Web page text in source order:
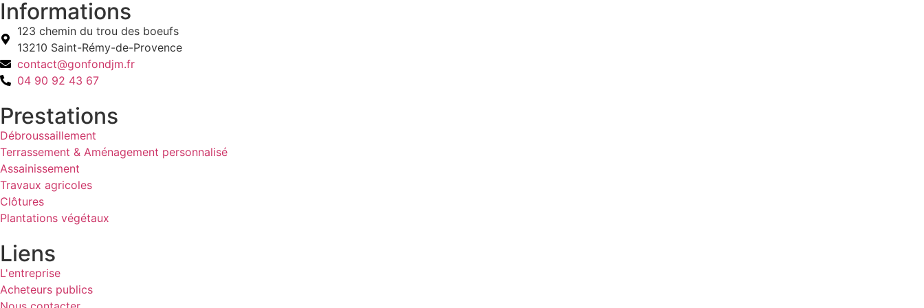
Informations
123 chemin du trou des boeufs
13210 Saint-Rémy-de-Provence
contact@gonfondjm.fr
04 90 92 43 67
Prestations
Débroussaillement
Terrassement & Aménagement personnalisé
Assainissement
Travaux agricoles
Clôtures
Plantations végétaux
Liens
L'entreprise
Acheteurs publics